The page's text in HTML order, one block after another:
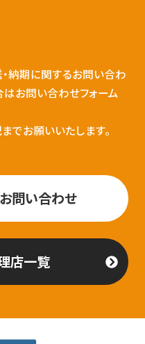
納期に関するお問い合わ
お問い合わせフォーム
でお願いいたします。
問い合わせ
店一覧